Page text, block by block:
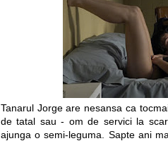
Tanarul Jorge are nesansa ca
de tatal sau - om de servici la
ajunga o semi-leguma. Sapte ani